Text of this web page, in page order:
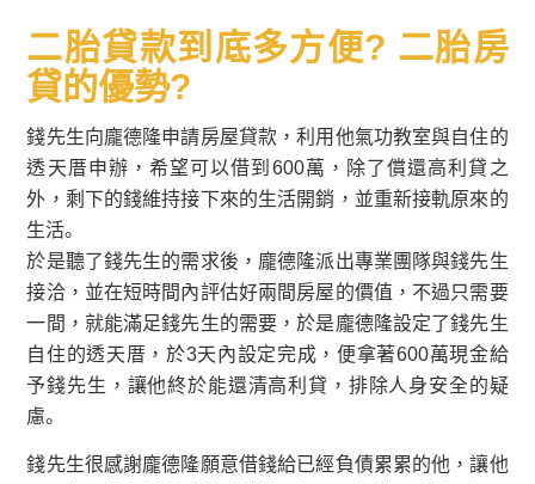
二胎貸款到底多方便? 二胎房
貸的優勢?
錢先生向龐德隆申請房屋貸款，利用他氣功教室與自住的
透天厝申辦，希望可以借到600萬，除了償還高利貸之
外，剩下的錢維持接下來的生活開銷，並重新接軌原來的
生活。
於是聽了錢先生的需求後，龐德隆派出專業團隊與錢先生
接洽，並在短時間內評估好兩間房屋的價值，不過只需要
一間，就能滿足錢先生的需要，於是龐德隆設定了錢先生
自住的透天厝，於3天內設定完成，便拿著600萬現金給
予錢先生，讓他終於能還清高利貸，排除人身安全的疑
慮。
錢先生很感謝龐德隆願意借錢給已經負債累累的他，讓他